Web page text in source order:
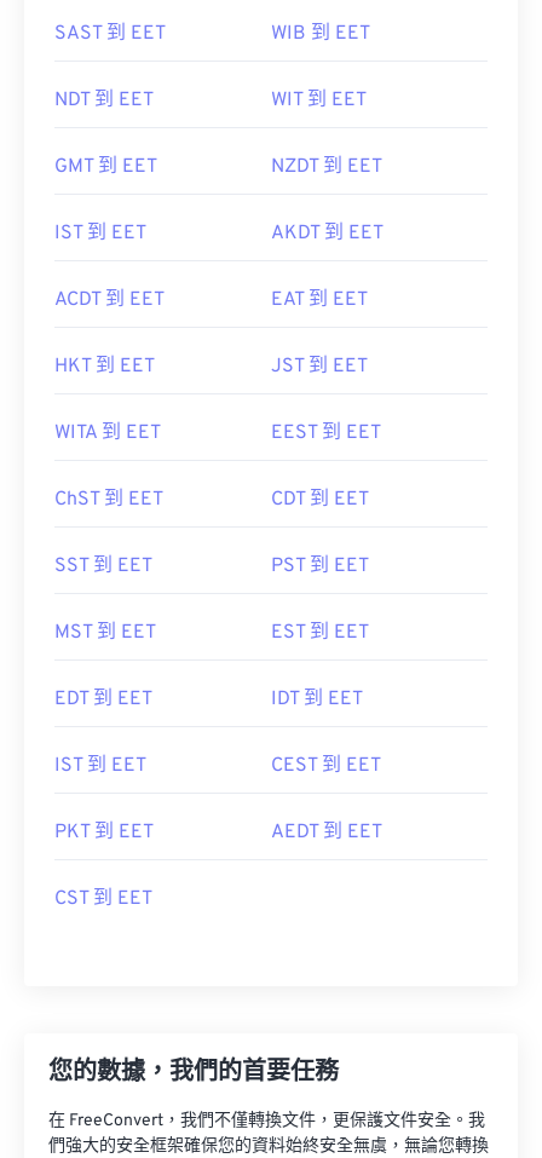
SAST 到 EET WIB 到 EET
NDT 到 EET WIT 到 EET
GMT 到 EET NZDT 到 EET
IST 到 EET AKDT 到 EET
ACDT 到 EET EAT 到 EET
HKT 到 EET JST 到 EET
WITA 到 EET EEST 到 EET
ChST 到 EET CDT 到 EET
SST 到 EET PST 到 EET
MST 到 EET EST 到 EET
EDT 到 EET IDT 到 EET
IST 到 EET CEST 到 EET
PKT 到 EET AEDT 到 EET
CST 到 EET
您的數據，我們的首要任務
在 FreeConvert，我們不僅轉換文件，更保護文件安全。我
們強大的安全框架確保您的資料始終安全無虞，無論您轉換